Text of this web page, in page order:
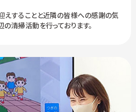
えすることと近隣の皆様への感謝の気
清掃活動を行っております。